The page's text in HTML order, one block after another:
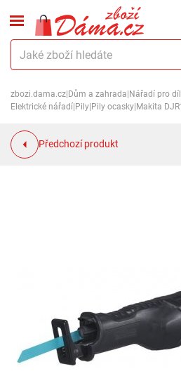
zbozi.dama.cz Dům a zahrada Nářadí pro
Elektrické nářadí Pily Pily ocasky Makita
Předchozí produkt